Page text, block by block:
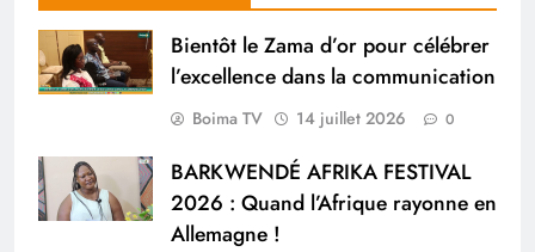
Bientôt le Zama d’or pour célébrer
l’excellence dans la communication
Boima TV 14 juillet 2026 0
BARKWENDÉ AFRIKA FESTIVAL
2026 : Quand l’Afrique rayonne en
Allemagne !